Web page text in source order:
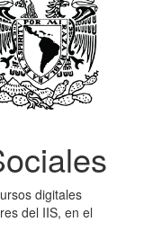
digitales
del IIS, en el